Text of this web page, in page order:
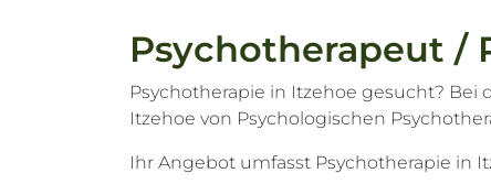
Psychotherapeut /
Psychotherapie in Itzehoe gesucht? Bei
Itzehoe von Psychologischen
Ihr Angebot umfasst Psychotherapie in